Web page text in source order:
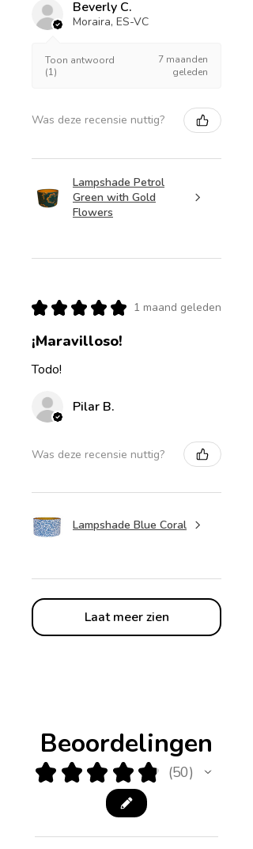
Beverly C.
Moraira, ES-VC
Toon antwoord
(1)
7 maanden
geleden
Was deze recensie nuttig?
Lampshade Petrol
Green with Gold
Flowers
★ ★ ★ ★ ★ 1 maand geleden
¡Maravilloso!
Todo!
Pilar B.
Was deze recensie nuttig?
Lampshade Blue Coral
Laat meer zien
Beoordelingen
★ ★ ★ ★ ★ 50
50